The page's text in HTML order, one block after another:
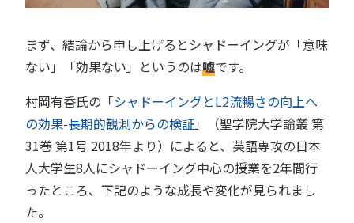
まず、結論から申し上げるとシャドーイングが「意味
ない」「効果ない」というのは嘘です。
村岡有香氏の「シャドーイングとL2流暢さの向上へ
の効果-長期的観測からの検証」（聖学院大学論叢 第
31巻 第1号 2018年より）によると、英語専攻の日本
人大学生8人にシャドーイング中心の授業を2年間行
ったところ、下記のような成長や変化が見られまし
た。